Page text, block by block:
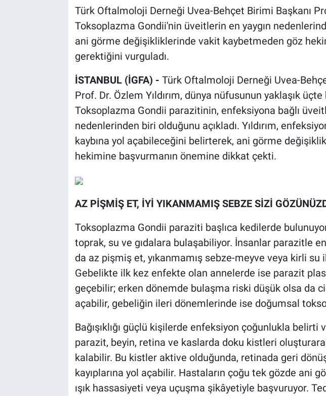
Türk Oftalmoloji Derneği Uvea-Behçet Birimi Başkanı
Toksoplazma Gondii'nin üveitlerin en yaygın
ani görme değişikliklerinde vakit kaybetmeden göz
gerektiğini vurguladı.
İSTANBUL (İGFA) - Türk Oftalmoloji Derneği Uvea-
Prof. Dr. Özlem Yıldırım, dünya nüfusunun yaklaşık
Toksoplazma Gondii parazitinin, enfeksiyona bağlı
nedenlerinden biri olduğunu açıkladı. Yıldırım,
kaybına yol açabileceğini belirterek, ani görme
hekimine başvurmanın önemine dikkat çekti.
AZ PİŞMİŞ ET, İYİ YIKANMAMIŞ SEBZE SİZİ
Toksoplazma Gondii paraziti başlıca kedilerde
toprak, su ve gıdalara bulaşabiliyor. İnsanlar parazitle
da az pişmiş et, yıkanmamış sebze-meyve veya kirli
Gebelikte ilk kez enfekte olan annelerde ise parazit
geçebilir; erken dönemde bulaşma riski düşük olsa da
açabilir, gebeliğin ileri dönemlerinde ise doğumsal
Bağışıklığı güçlü kişilerde enfeksiyon çoğunlukla belirti
parazit, beyin, retina ve kaslarda doku kistleri
kalabilir. Bu kistler aktive olduğunda, retinada geri
kayıplarına yol açabilir. Hastaların çoğu tek gözde ani
ışık hassasiyeti veya uçuşma şikâyetiyle başvuruyor.